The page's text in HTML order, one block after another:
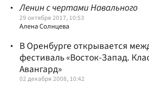
Ленин с чертами Навального
29 октября 2017, 10:53
Алена Солнцева
В Оренбурге открывается
фестиваль «Восток-Запад.
Авангард»
02 декабря 2008, 10:42